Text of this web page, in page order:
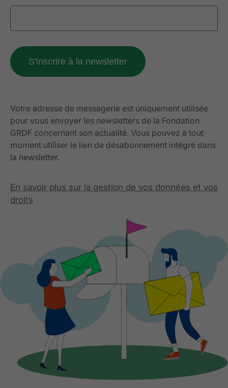
Votre adresse de messagerie est uniquement utilisée
pour vous envoyer les newsletters de la Fondation
GRDF concernant son actualité. Vous pouvez à tout
moment utiliser le lien de désabonnement intégré dans
la newsletter.
En savoir plus sur la gestion de vos données et vos
droits